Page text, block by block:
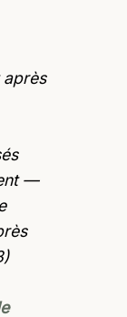
après
—